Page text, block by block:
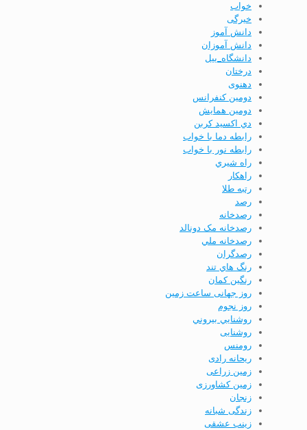
خواب
خیرگی
دانش آموز
دانش آموزان
دانشگاه_ییل
درختان
دهنوی
دومين كنفرانس
دومين همايش
دي اكسيد كربن
رابطه دما با خواب
رابطه نور با خواب
راه شيري
راهكار
رتبه طلا
رصد
رصدخانه
رصدخانه مک دونالد
رصدخانه ملي
رصدگران
رنگ هاي تند
رنگین کمان
روز جهانی ساعت زمین
روز نجوم
روشنايي بيروني
روشنایی
رومنس
ریحانه رادی
زمین زراعی
زمین کشاورزی
زنجان
زندگی شبانه
زینب عشقی